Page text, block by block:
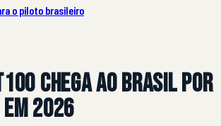
o piloto brasileiro
chega ao Brasil por
2026